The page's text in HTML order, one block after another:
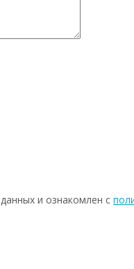
и ознакомлен с